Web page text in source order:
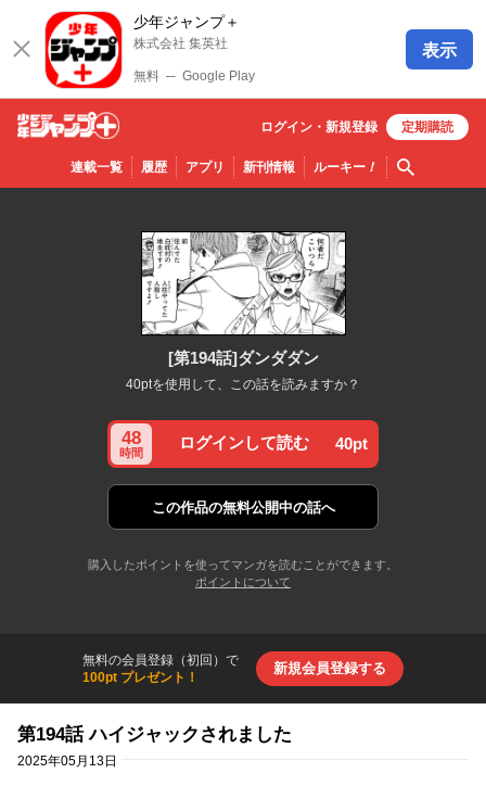
少年ジャンプ＋
株式会社 集英社
無料 ─ Google Play
表示
少年ジ
ャンプ
連載一覧 履歴 アプリ 新刊情報 ルーキー！ 検索
ログイン・ 新規登録 定期購読
[第194話]ダンダダン
40ptを使用して、この話を読みますか？
48
時間
ログインして読む 40pt
この作品の無料公開中の話へ
購入したポイントを使ってマンガを読むことができます。
ポイントについて
無料の会員登録（初回）で
100pt プレゼント！
新規会員登録する
第194話 ハイジャックされました
2025年05月13日